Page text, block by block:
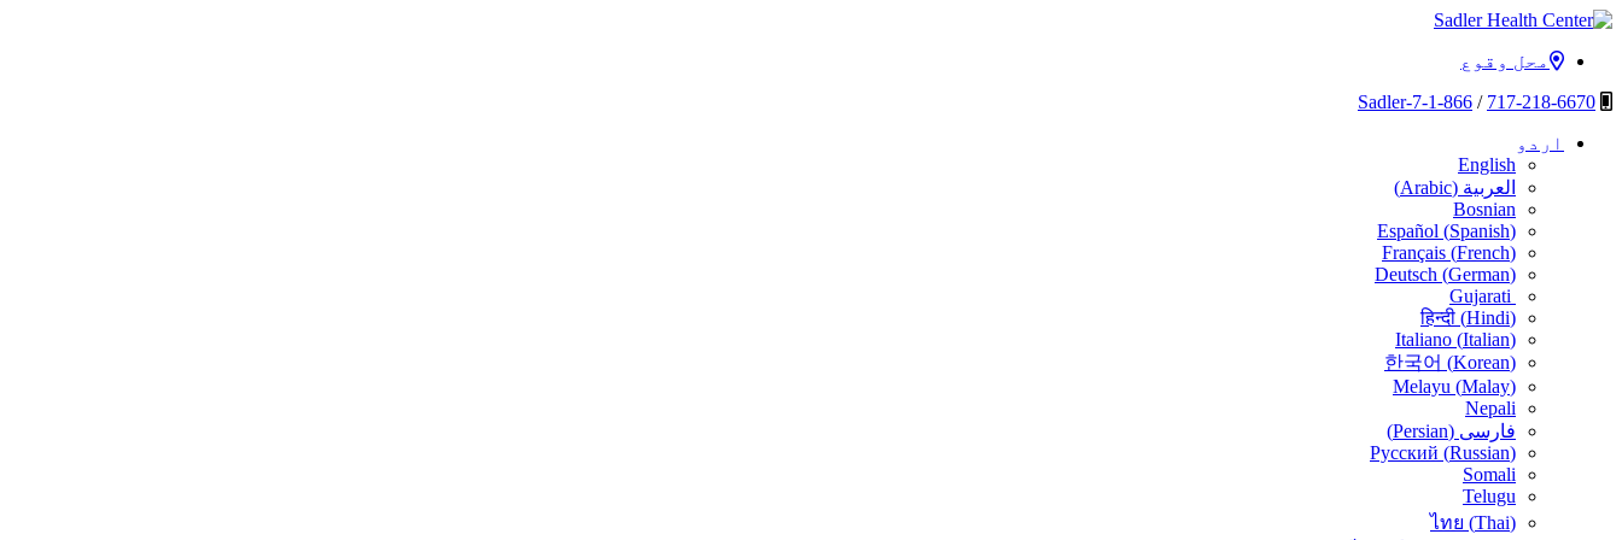
مواد
چھوڑ
Sadler Health Center
محل وقوع
717-218-6670
/
1-866-Sadler-7
اردو
English
العربية (
Arabic
)
Bosnian
Español (Spanish)
Français (French)
Deutsch (German)
हिन्दी (Hindi)
Italiano (Italian)
한국어 (Korean)
Melayu (Malay)
Nepali
فارسی (
Persian
)
Русский (Russian)
Somali
Telugu
ไทย (Thai)